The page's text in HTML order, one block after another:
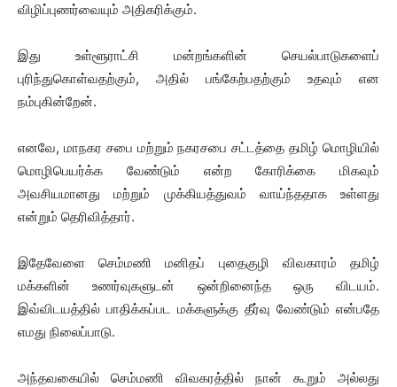
விழிப்புணர்வையும் அதிகரிக்கும்.
இது உள்ளூராட்சி மன்றங்களின் செயல்பாடுகளைப்
புரிந்துகொள்வதற்கும், அதில் பங்கேற்பதற்கும் உதவும் என
நம்புகின்றேன்.
எனவே, மாநகர சபை மற்றும் நகரசபை சட்டத்தை தமிழ் மொழியில்
மொழிபெயர்க்க வேண்டும் என்ற கோரிக்கை மிகவும்
அவசியமானது மற்றும் முக்கியத்துவம் வாய்ந்ததாக உள்ளது
என்றும் தெரிவித்தார்.
இதேவேளை செம்மணி மனிதப் புதைகுழி விவகாரம் தமிழ்
மக்களின் உணர்வுகளுடன் ஒன்றினைந்த ஒரு விடயம்.
இவ்விடயத்தில் பாதிக்கப்பட மக்களுக்கு தீர்வு வேண்டும் என்பதே
எமது நிலைப்பாடு.
அந்தவகையில் செம்மணி விவகரத்தில் நான் கூறும் அல்லது